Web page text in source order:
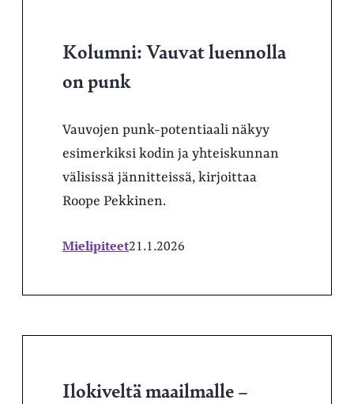
Kolumni: Vauvat luennolla
on punk
Vauvojen punk-potentiaali näkyy
esimerkiksi kodin ja yhteiskunnan
välisissä jännitteissä, kirjoittaa
Roope Pekkinen.
Mielipiteet21.1.2026
Ilokiveltä maailmalle –